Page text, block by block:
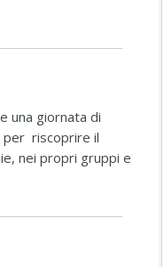
una giornata di
per riscoprire il
nei propri gruppi e